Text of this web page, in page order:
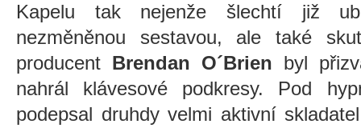
Kapelu tak nejenže šlechtí již
nezměněnou sestavou, ale také
producent Brendan O´Brien byl
nahrál klávesové podkresy. Pod
podepsal druhdy velmi aktivní